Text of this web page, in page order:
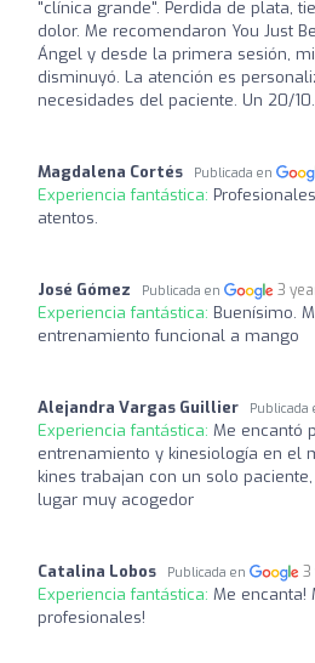
"clínica grande". Perdida de plata,
dolor. Me recomendaron You Just
Ángel y desde la primera sesión,
disminuyó. La atención es
necesidades del paciente. Un 20/10.
Magdalena Cortés Publicada en
Experiencia fantástica:
atentos.
José Gómez Publicada en 3
Experiencia fantástica: Buenísimo.
entrenamiento funcional a mango
Alejandra Vargas Guillier Publicada
Experiencia fantástica: Me encantó
entrenamiento y kinesiología en el
kines trabajan con un solo
lugar muy acogedor
Catalina Lobos Publicada en 3
Experiencia fantástica: Me encanta!
profesionales!